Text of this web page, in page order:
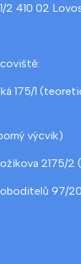
2 410 02
175/1
výcvik)
2175/2
97/